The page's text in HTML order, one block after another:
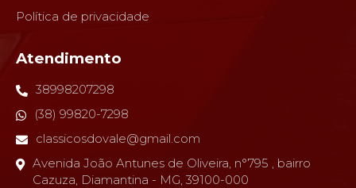
Política de privacidade
Atendimento
38998207298
(38) 99820-7298
classicosdovale@gmail.com
Avenida João Antunes de Oliveira, n°795 , bairro
Cazuza, Diamantina - MG, 39100-000